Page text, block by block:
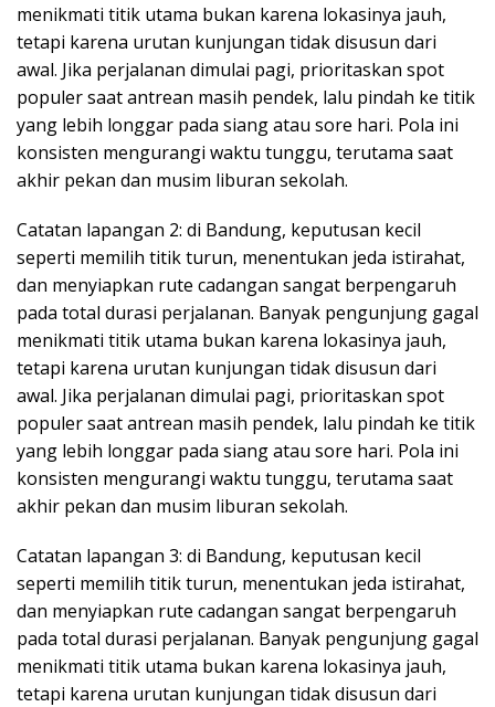
menikmati titik utama bukan karena lokasinya jauh,
tetapi karena urutan kunjungan tidak disusun dari
awal. Jika perjalanan dimulai pagi, prioritaskan spot
populer saat antrean masih pendek, lalu pindah ke titik
yang lebih longgar pada siang atau sore hari. Pola ini
konsisten mengurangi waktu tunggu, terutama saat
akhir pekan dan musim liburan sekolah.
Catatan lapangan 2: di Bandung, keputusan kecil
seperti memilih titik turun, menentukan jeda istirahat,
dan menyiapkan rute cadangan sangat berpengaruh
pada total durasi perjalanan. Banyak pengunjung gagal
menikmati titik utama bukan karena lokasinya jauh,
tetapi karena urutan kunjungan tidak disusun dari
awal. Jika perjalanan dimulai pagi, prioritaskan spot
populer saat antrean masih pendek, lalu pindah ke titik
yang lebih longgar pada siang atau sore hari. Pola ini
konsisten mengurangi waktu tunggu, terutama saat
akhir pekan dan musim liburan sekolah.
Catatan lapangan 3: di Bandung, keputusan kecil
seperti memilih titik turun, menentukan jeda istirahat,
dan menyiapkan rute cadangan sangat berpengaruh
pada total durasi perjalanan. Banyak pengunjung gagal
menikmati titik utama bukan karena lokasinya jauh,
tetapi karena urutan kunjungan tidak disusun dari